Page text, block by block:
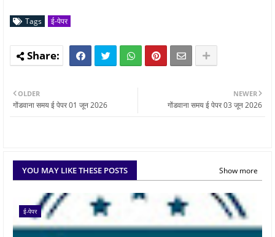
Tags ई-पेपर
NEWER
गोंडवाना समय ई पेपर 03 जून 2026
OLDER
गोंडवाना समय ई पेपर 01 जून 2026
YOU MAY LIKE THESE POSTS Show more
ई-पेपर